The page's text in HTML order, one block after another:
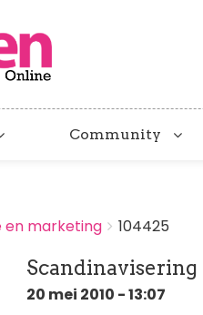
Community
en marketing 104425
20 mei 2010 - 13:07